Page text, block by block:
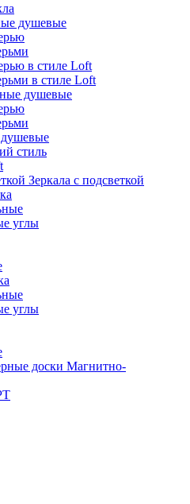
душевые
в стиле Loft
в стиле Loft
душевые
стиль
Зеркала с подсветкой
углы
углы
Магнитно-